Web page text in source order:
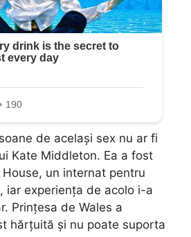
de același sex nu ar fi
Kate Middleton. Ea a fost
un internat pentru
iar experiența de acolo i-a
Prințesa de Wales a
hărțuită și nu poate suporta